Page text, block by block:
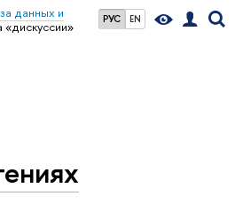
РУС EN
данных и
«дискуссии»